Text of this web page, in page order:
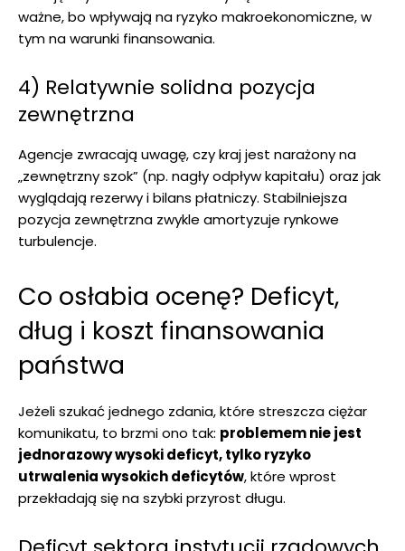
ważne, bo wpływają na ryzyko makroekonomiczne, w
tym na warunki finansowania.
4) Relatywnie solidna pozycja
zewnętrzna
Agencje zwracają uwagę, czy kraj jest narażony na
„zewnętrzny szok” (np. nagły odpływ kapitału) oraz jak
wyglądają rezerwy i bilans płatniczy. Stabilniejsza
pozycja zewnętrzna zwykle amortyzuje rynkowe
turbulencje.
Co osłabia ocenę? Deficyt,
dług i koszt finansowania
państwa
Jeżeli szukać jednego zdania, które streszcza ciężar
komunikatu, to brzmi ono tak: problemem nie jest
jednorazowy wysoki deficyt, tylko ryzyko
utrwalenia wysokich deficytów, które wprost
przekładają się na szybki przyrost długu.